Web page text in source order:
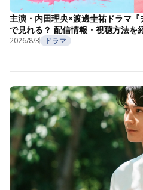
主演・内田理央×渡邊圭祐ドラマ
で見れる？ 配信情報・視聴方法を
2026/8/3 ドラマ